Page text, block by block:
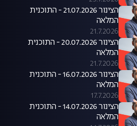
הצינור 21.07.2026 - התוכנית
המלאה
21.7.2026
הצינור 20.07.2026 - התוכנית
המלאה
21.7.2026
הצינור 16.07.2026 - התוכנית
המלאה
17.7.2026
הצינור 14.07.2026 - התוכנית
המלאה